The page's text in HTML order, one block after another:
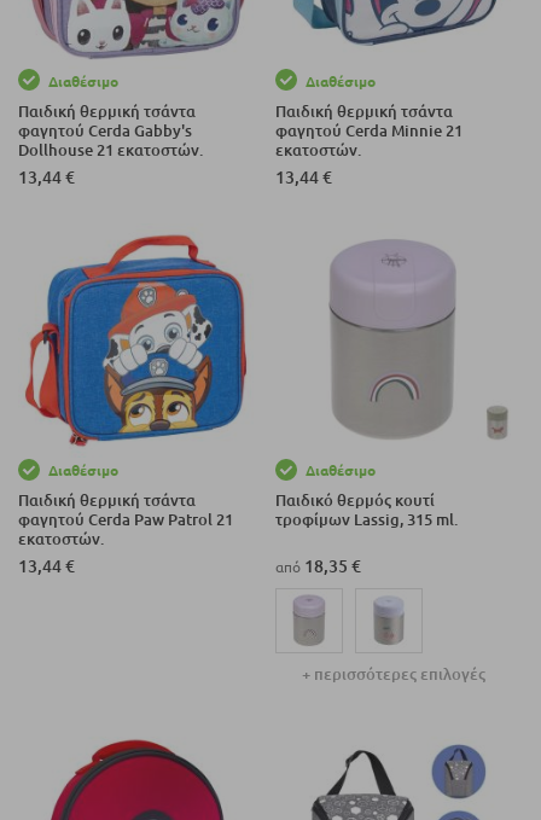
Διαθέσιμο
Παιδική θερμική τσάντα
φαγητού Cerda Gabby's
Dollhouse 21 εκατοστών.
13,44 €
Διαθέσιμο
Παιδική θερμική τσάντα
φαγητού Cerda Minnie 21
εκατοστών.
13,44 €
Διαθέσιμο
Παιδική θερμική τσάντα
φαγητού Cerda Paw Patrol 21
εκατοστών.
13,44 €
Διαθέσιμο
Παιδικό θερμός κουτί
τροφίμων Lassig, 315 ml.
από 18,35 €
+ περισσότερες επιλογές